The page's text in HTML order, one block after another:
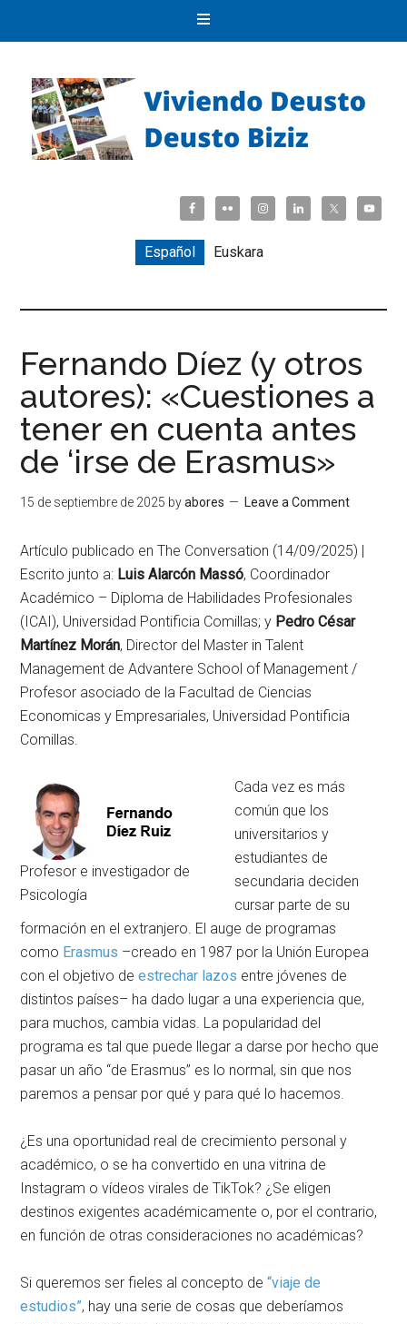
Español Euskara
Fernando Díez (y otros
autores): «Cuestiones a
tener en cuenta antes
de ‘irse de Erasmus»
15 de septiembre de 2025 byabores Leave a Comment
Artículo publicado en The Conversation (14/09/2025) |
Escrito junto a: Luis Alarcón Massó, Coordinador
Académico – Diploma de Habilidades Profesionales
(ICAI), Universidad Pontificia Comillas; y Pedro César
Martínez Morán, Director del Master in Talent
Management de Advantere School of Management /
Profesor asociado de la Facultad de Ciencias
Economicas y Empresariales, Universidad Pontificia
Comillas.
Profesor e investigador de
Psicología
Cada vez es más
común que los
universitarios y
estudiantes de
secundaria deciden
cursar parte de su
formación en el extranjero. El auge de programas
como Erasmus –creado en 1987 por la Unión Europea
con el objetivo deestrechar lazos entre jóvenes de
distintos países– ha dado lugar a una experiencia que,
para muchos, cambia vidas. La popularidad del
programa es tal que puede llegar a darse por hecho que
pasar un año “de Erasmus” es lo normal, sin que nos
paremos a pensar por qué y para qué lo hacemos.
¿Es una oportunidad real de crecimiento personal y
académico, o se ha convertido en una vitrina de
Instagram o vídeos virales de TikTok? ¿Se eligen
destinos exigentes académicamente o, por el contrario,
en función de otras consideraciones no académicas?
Si queremos ser fieles al concepto de“viaje de
estudios”, hay una serie de cosas que deberíamos